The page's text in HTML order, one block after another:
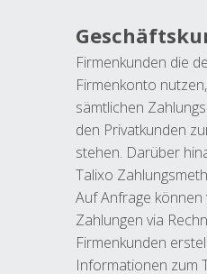
Firmenkunden die
Firmenkonto
sämtlichen
den Privatkunden
stehen. Darüber
Talixo
Auf Anfrage können
Zahlungen via
Firmenkunden
Informationen zum